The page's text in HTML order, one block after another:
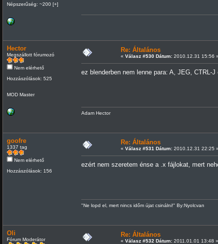
Népszerűség: ~200 [+]
Hector
Megszállott fórumozó
Nem elérhető
Hozzászólások: 525
MOD Master
Re: Általános
« Válasz #530 Dátum:2010.12.31 15:56
ez blenderben nem lenne para: A, JEG, CTRL-
Adam Hector
goofre
1337 tag
Nem elérhető
Hozzászólások: 156
Re: Általános
« Válasz #531 Dátum:2010.12.31 22:25
ezért nem szeretem énse a .x fájlokat, mert
"Ne lopd el, mert nincs időm újat csinálni!" By:Nyolcvan
Oli
Fórum Moderátor
Re: Általános
« Válasz #532 Dátum:2011.01.01 13:48 »